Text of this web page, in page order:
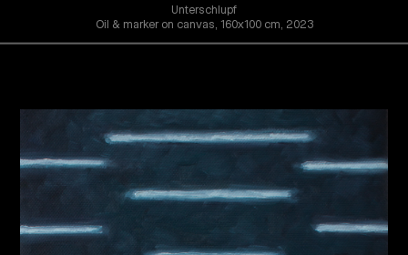
Unterschlupf
Oil & marker on canvas, 160x100 cm, 2023